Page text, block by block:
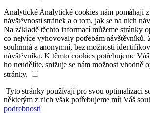
Analytické Analytické cookies nám pomáhají
návštěvnosti stránek a o tom, jak se na nich
Na základě těchto informací můžeme stránky
co nejvíce vyhovovaly potřebám návštěvníků.
souhrnná a anonymní, bez možnosti
návštěvníka. K těmto cookies potřebujeme
ho neudělíte, snižuje se nám možnost vhodně
stránky.
Tyto stránky používají pro svou optimalizaci
některým z nich však potřebujeme mít Váš
podrobnosti